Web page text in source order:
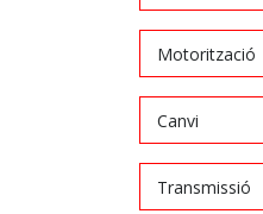
Motorització
Canvi
Transmissió